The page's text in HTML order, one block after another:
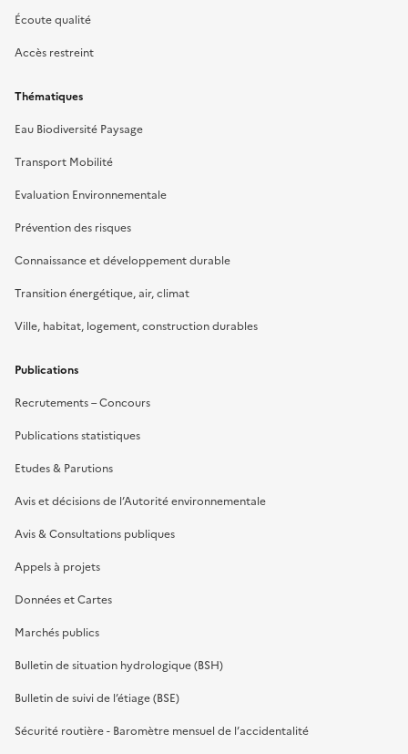
Écoute qualité
Accès restreint
Thématiques
Eau Biodiversité Paysage
Transport Mobilité
Evaluation Environnementale
Prévention des risques
Connaissance et développement durable
Transition énergétique, air, climat
Ville, habitat, logement, construction durables
Publications
Recrutements – Concours
Publications statistiques
Etudes & Parutions
Avis et décisions de l’Autorité environnementale
Avis & Consultations publiques
Appels à projets
Données et Cartes
Marchés publics
Bulletin de situation hydrologique (BSH)
Bulletin de suivi de l’étiage (BSE)
Sécurité routière - Baromètre mensuel de l’accidentalité